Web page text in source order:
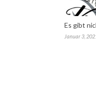
Es gibt
Januar 3,